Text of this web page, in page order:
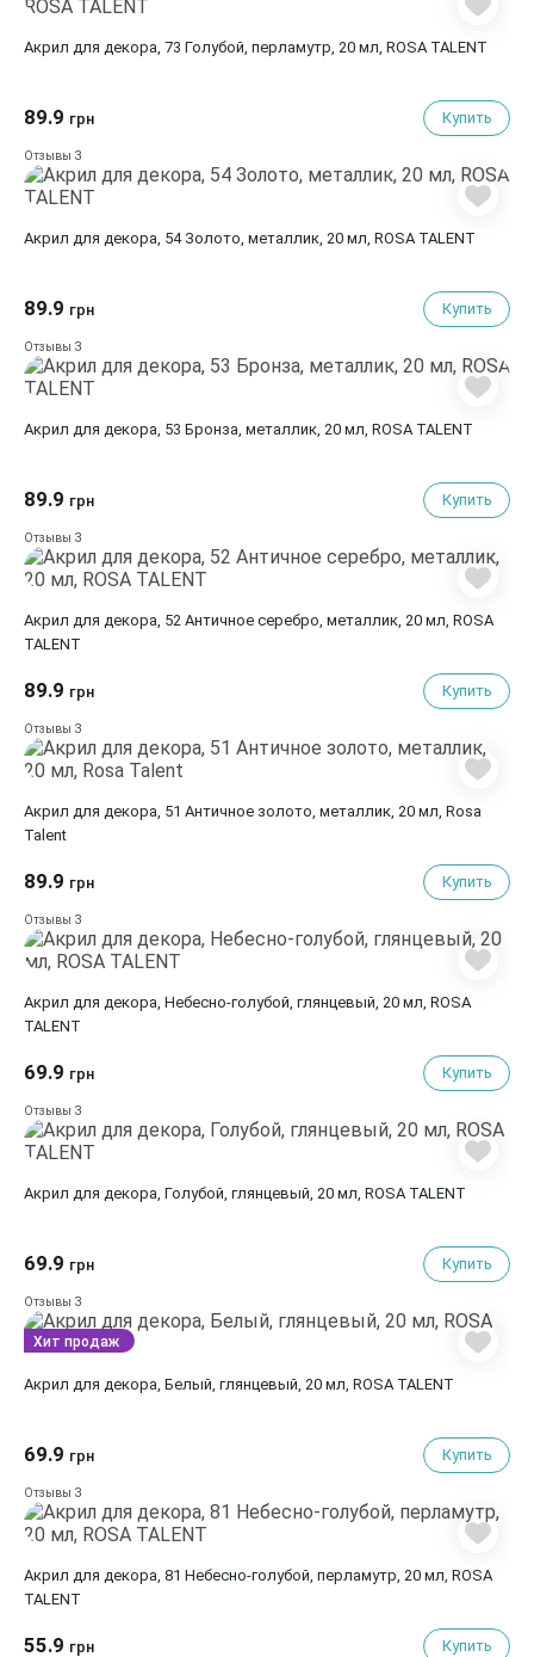
Акрил для декора, 73 Голубой, перламутр, 20 мл, ROSA TALENT
89.9 грн Купить
Отзывы 3
Акрил для декора, 54 Золото, металлик, 20 мл, ROSA TALENT
89.9 грн Купить
Отзывы 3
Акрил для декора, 53 Бронза, металлик, 20 мл, ROSA TALENT
89.9 грн Купить
Отзывы 3
Акрил для декора, 52 Античное серебро, металлик, 20 мл, ROSA
TALENT
89.9 грн Купить
Отзывы 3
Акрил для декора, 51 Античное золото, металлик, 20 мл, Rosa
Talent
89.9 грн Купить
Отзывы 3
Акрил для декора, Небесно-голубой, глянцевый, 20 мл, ROSA
TALENT
69.9 грн Купить
Отзывы 3
Акрил для декора, Голубой, глянцевый, 20 мл, ROSA TALENT
69.9 грн Купить
Отзывы 3
Акрил для декора, Белый, глянцевый, 20 мл, ROSA TALENT
69.9 грн Купить
Отзывы 3
Хит продаж
Акрил для декора, 81 Небесно-голубой, перламутр, 20 мл, ROSA
TALENT
55.9 грн Купить